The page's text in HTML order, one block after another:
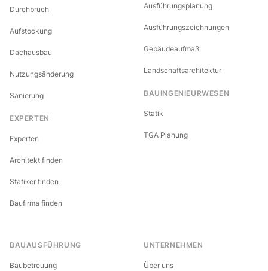
Durchbruch
Aufstockung
Dachausbau
Nutzungsänderung
Sanierung
EXPERTEN
Experten
Architekt finden
Statiker finden
Baufirma finden
Ausführungsplanung
Ausführungszeichnungen
Gebäudeaufmaß
Landschaftsarchitektur
BAUINGENIEURWESEN
Statik
TGA Planung
BAUAUSFÜHRUNG
Baubetreuung
UNTERNEHMEN
Über uns